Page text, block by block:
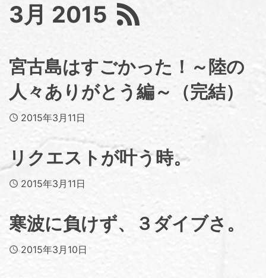
3月 2015
宮古島はすごかった！～陸の
人々ありがとう編～（完結）
Published
2015年3月11日
リクエストが叶う時。
Published
2015年3月11日
寒波に負けず、３ダイブさ。
Published
2015年3月10日